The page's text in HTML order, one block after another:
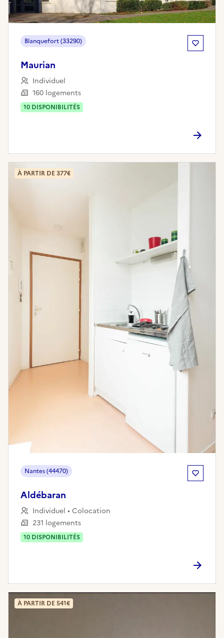
Maurian
Individuel
160 logements
10 DISPONIBILITÉS
Blanquefort (33290)
Aldébaran
Individuel • Colocation
231 logements
10 DISPONIBILITÉS
Nantes (44470)
À PARTIR DE 377€
À PARTIR DE 541€